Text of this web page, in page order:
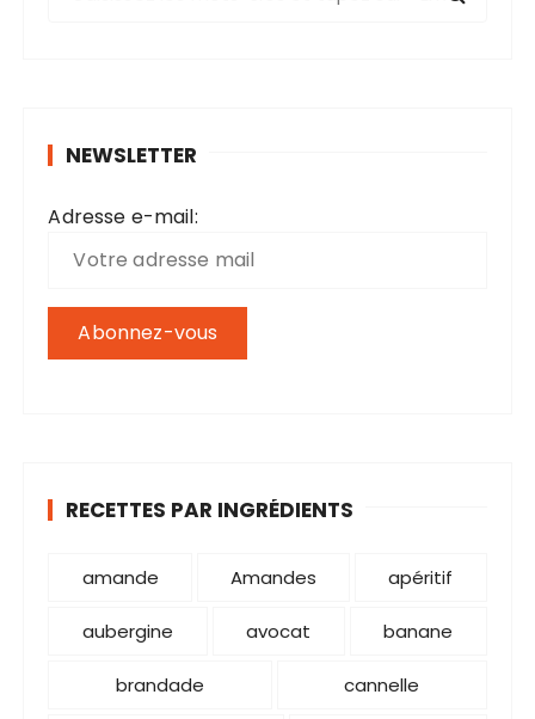
e
u
NEWSLETTER
Adresse e-mail:
RECETTES PAR INGRÉDIENTS
amande Amandes apéritif
aubergine avocat banane
brandade cannelle